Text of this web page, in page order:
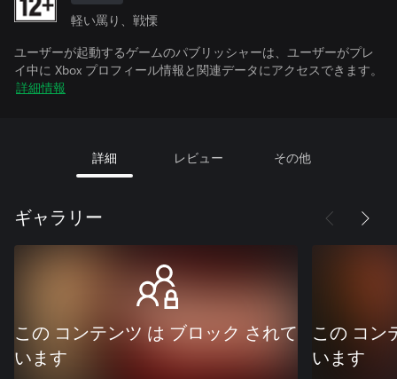
軽い罵り、戦慄
ユーザーが起動するゲームのパブリッシャーは、ユーザーがプレ
イ中に Xbox プロフィール情報と関連データにアクセスできます。
詳細情報
詳細 レビュー その他
ギャラリー
この コンテンツ は ブロック されて
います
この コン
います